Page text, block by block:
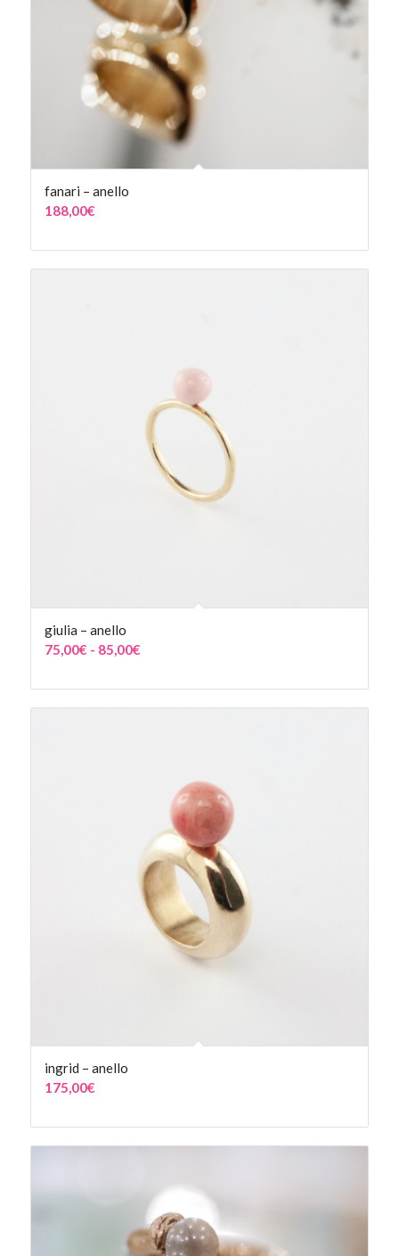
fanari – anello
188,00€
giulia – anello
75,00€ - 85,00€Fascia
prezzo:
da
ingrid – anello
175,00€